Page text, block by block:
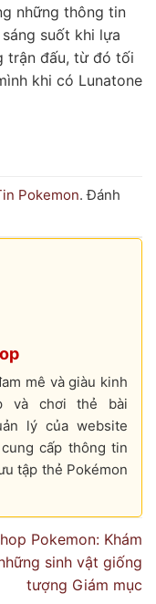
những thông tin
suốt khi lựa
trận đấu, từ đó tối
khi có Lunatone
Pokemon. Đánh
mê và giàu kinh
và chơi thẻ bài
lý của website
cấp thông tin
tập thẻ Pokémon
Pokemon: Khám
sinh vật giống
tượng Giám mục